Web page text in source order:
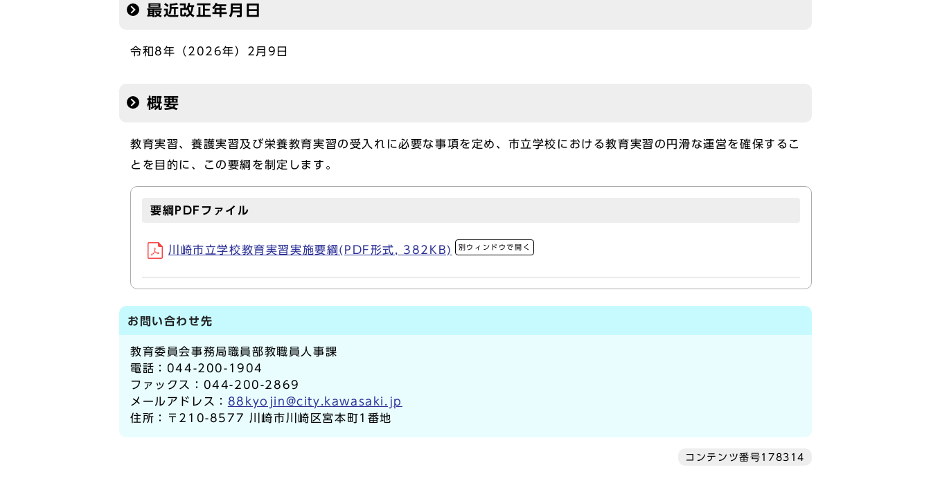
最近改正年月日
令和8年（2026年）2月9日
概要
教育実習、養護実習及び栄養教育実習の受入れに必要な事項を定め、市立学校における教育実習の円滑な運営を確保するこ
とを目的に、この要綱を制定します。
要綱PDFファイル
川崎市立学校教育実習実施要綱(PDF形式, 382KB) 別ウィンドウで開く
お問い合わせ先
教育委員会事務局職員部教職員人事課
電話：044-200-1904
ファックス：044-200-2869
メールアドレス： 88kyojin@city.kawasaki.jp
住所：〒210-8577 川崎市川崎区宮本町1番地
コンテンツ番号178314